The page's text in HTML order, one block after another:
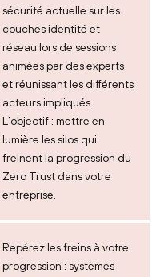
sécurité actuelle sur les
couches identité et
réseau lors de sessions
animées par des experts
et réunissant les différents
acteurs impliqués.
L’objectif : mettre en
lumière les silos qui
freinent la progression du
Zero Trust dans votre
entreprise.
Repérez les freins à votre
progression : systèmes